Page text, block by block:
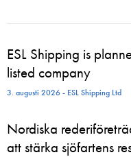
ESL Shipping is
listed company
3. augusti 2026 - ESL Shipping Ltd
Nordiska
att stärka sjöfartens